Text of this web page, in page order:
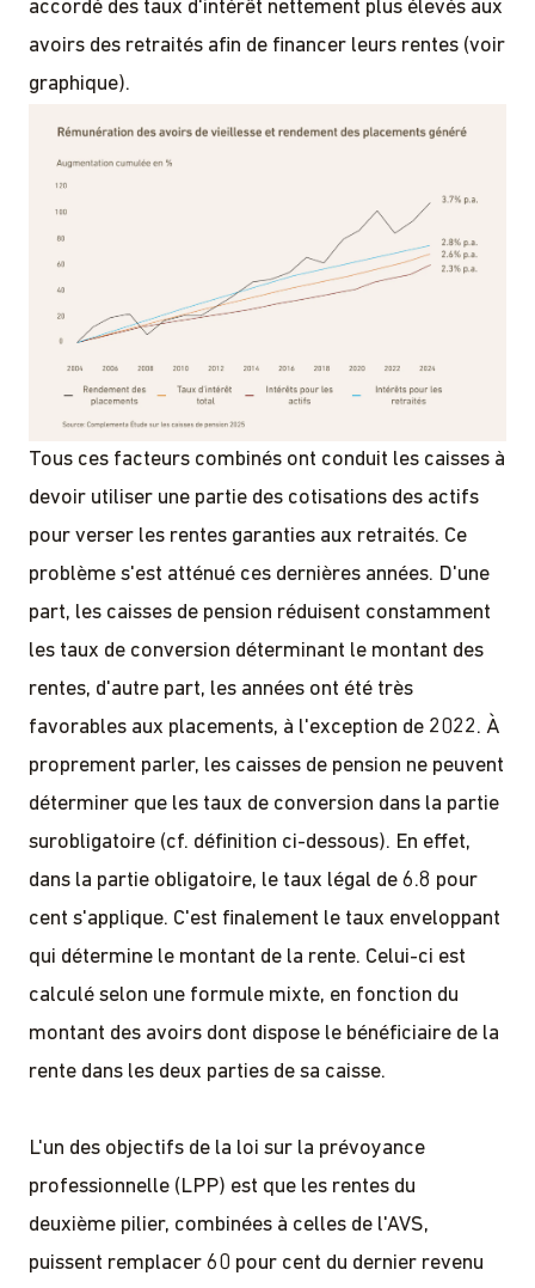
accordé des taux d'intérêt nettement plus élevés aux
avoirs des retraités afin de financer leurs rentes (voir
graphique).
Tous ces facteurs combinés ont conduit les caisses à
devoir utiliser une partie des cotisations des actifs
pour verser les rentes garanties aux retraités. Ce
problème s'est atténué ces dernières années. D'une
part, les caisses de pension réduisent constamment
les taux de conversion déterminant le montant des
rentes, d'autre part, les années ont été très
favorables aux placements, à l'exception de 2022. À
proprement parler, les caisses de pension ne peuvent
déterminer que les taux de conversion dans la partie
surobligatoire (cf. définition ci-dessous). En effet,
dans la partie obligatoire, le taux légal de 6.8 pour
cent s'applique. C'est finalement le taux enveloppant
qui détermine le montant de la rente. Celui-ci est
calculé selon une formule mixte, en fonction du
montant des avoirs dont dispose le bénéficiaire de la
rente dans les deux parties de sa caisse.
L'un des objectifs de la loi sur la prévoyance
professionnelle (LPP) est que les rentes du
deuxième pilier, combinées à celles de l'AVS,
puissent remplacer 60 pour cent du dernier revenu